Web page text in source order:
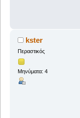
kster
Περαστικός
Μηνύματα: 4